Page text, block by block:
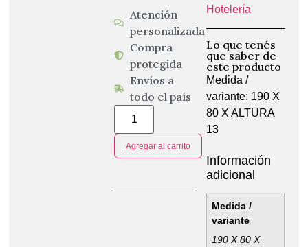
Atención
personalizada
Compra
protegida
Envíos a
todo el país
Agregar al carrito
Hotelería
Lo que tenés
que saber de
este producto
Medida /
variante: 190 X
80 X ALTURA
13
Información
adicional
Medida /
variante
190 X 80 X